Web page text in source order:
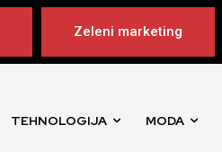
Zeleni marketing
TEHNOLOGIJA MODA